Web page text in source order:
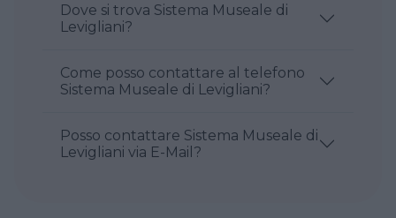
Dove si trova Sistema Museale di
Levigliani?
Come posso contattare al telefono
Sistema Museale di Levigliani?
Posso contattare Sistema Museale di
Levigliani via E-Mail?